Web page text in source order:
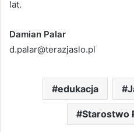
lat.
Damian Palar
d.palar@terazjaslo.pl
edukacja
Starostwo